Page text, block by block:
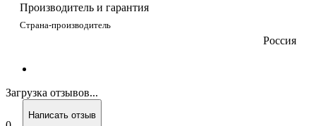
Производитель и гарантия
Страна-производитель
Россия
Загрузка отзывов...
Написать отзыв